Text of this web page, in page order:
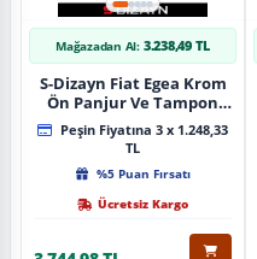
Mağazadan Al: 3.238,49 TL
S-Dizayn Fiat Egea Krom
Ön Panjur Ve Tampon
Çıta Seti Diamond Model
22 Prç. 2020 Üzeri (Parlak
Peşin Fiyatına 3 x 1.248,33
TL
%5 Puan Fırsatı
Ücretsiz Kargo